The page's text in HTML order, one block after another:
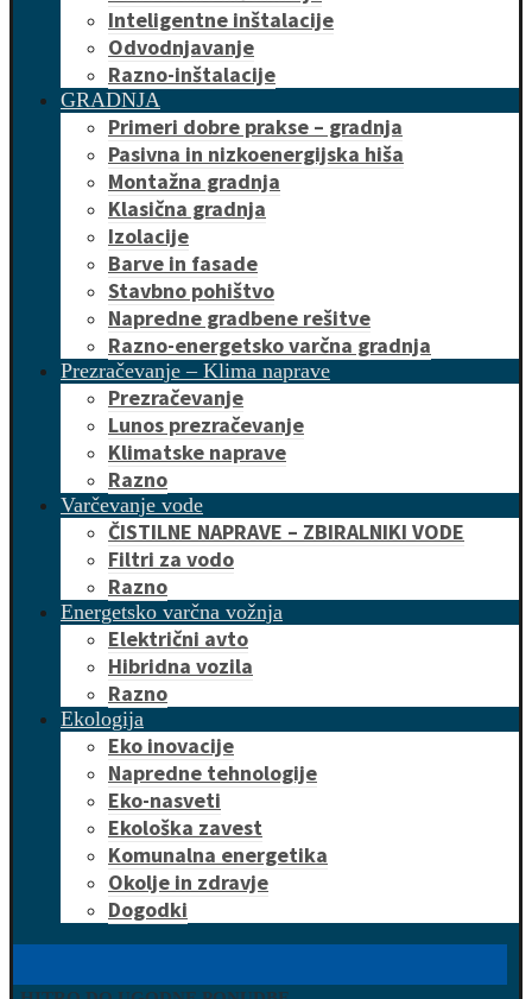
Inteligentne inštalacije
Odvodnjavanje
Razno-inštalacije
GRADNJA
Primeri dobre prakse – gradnja
Pasivna in nizkoenergijska hiša
Montažna gradnja
Klasična gradnja
Izolacije
Barve in fasade
Stavbno pohištvo
Napredne gradbene rešitve
Razno-energetsko varčna gradnja
Prezračevanje – Klima naprave
Prezračevanje
Lunos prezračevanje
Klimatske naprave
Razno
Varčevanje vode
ČISTILNE NAPRAVE – ZBIRALNIKI VODE
Filtri za vodo
Razno
Energetsko varčna vožnja
Električni avto
Hibridna vozila
Razno
Ekologija
Eko inovacije
Napredne tehnologije
Eko-nasveti
Ekološka zavest
Komunalna energetika
Okolje in zdravje
Dogodki